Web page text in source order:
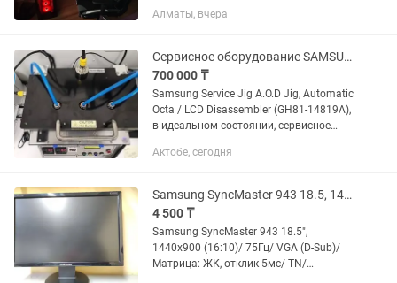
Кронштейны · Стол · Стул · Камера ---
Стоимость - Системный блок — 859 990
Итого — 983 990...
Алматы, вчера
Сервисное оборудование SAMSUNG для разбора телефонов, подогрев с обеих стор
700 000 ₸
Samsung Service Jig A.O.D Jig, Automatic
Octa / LCD Disassembler (GH81-14819A),
в идеальном состоянии, сервисное
телефонов, подогрев с обеих сторон.
Актобе, сегодня
Samsung SyncMaster 943 18.5, 1440x900 (1610)/ 75Гц/ VGA (D-Sub)/ Матрица
4 500 ₸
Samsung SyncMaster 943 18.5",
1440x900 (16:10)/ 75Гц/ VGA (D-Sub)/
Матрица: ЖК, отклик 5мс/ TN/